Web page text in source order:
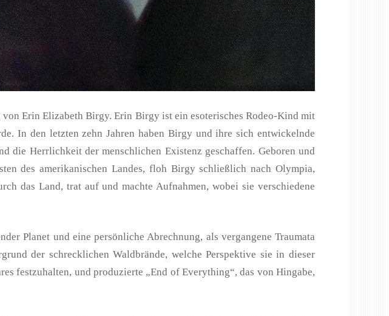
Erin Elizabeth Birgy. Erin Birgy ist ein esoterisches Rodeo-Kind mit
In den letzten zehn Jahren haben Birgy und ihre sich entwickelnde
die Herrlichkeit der menschlichen Existenz geschaffen. Geboren und
des amerikanischen Landes, floh Birgy schließlich nach Olympia,
das Land, trat auf und machte Aufnahmen, wobei sie verschiedene
Planet und eine persönliche Abrechnung, als vergangene Traumata
der schrecklichen Waldbrände, welche Perspektive sie in dieser
festzuhalten, und produzierte „End of Everything“, das von Hingabe,